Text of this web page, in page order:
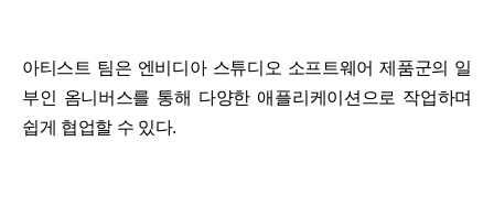
아티스트 팀은 엔비디아 스튜디오 소프트웨어 제품군의 일
부인 옴니버스를 통해 다양한 애플리케이션으로 작업하며
쉽게 협업할 수 있다.